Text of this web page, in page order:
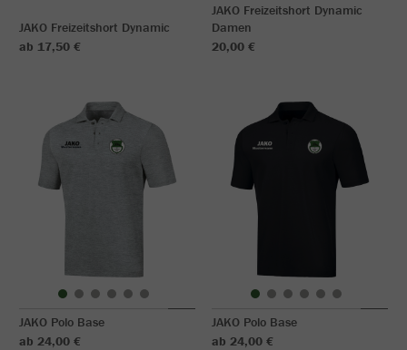
JAKO Freizeitshort Dynamic
ab 17,50 €
JAKO Freizeitshort Dynamic
Damen
20,00 €
JAKO Polo Base
ab 24,00 €
JAKO Polo Base
ab 24,00 €